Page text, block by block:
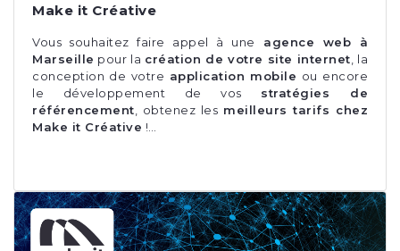
Make it Créative
Vous souhaitez faire appel à une
agence web à
Marseille pour la création de votre site internet , la
conception de votre application mobile ou encore
le développement de vos stratégies de
référencement , obtenez les meilleurs tarifs chez
Make it Créative !…